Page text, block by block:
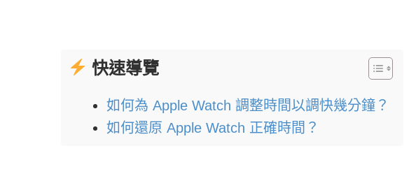
快速導覽
如何為 Apple Watch 調整時間以調快幾分鐘？
如何還原 Apple Watch 正確時間？